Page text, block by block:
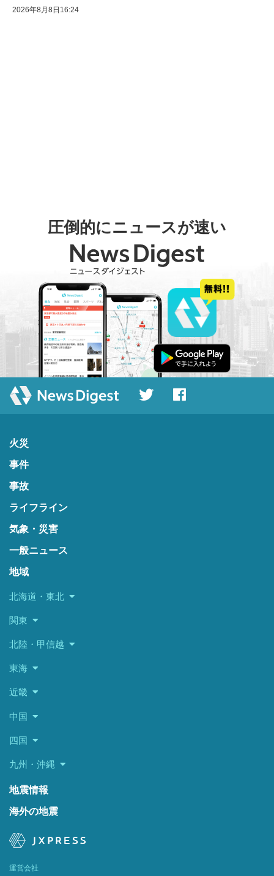
2026年8月8日16:24
圧倒的にニュースが速い
火災
事件
事故
ライフライン
気象・災害
一般ニュース
地域
北海道・東北
関東
北陸・甲信越
東海
近畿
中国
四国
九州・沖縄
地震情報
海外の地震
運営会社